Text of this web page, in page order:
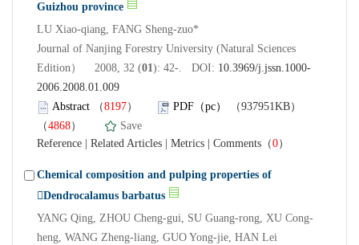
Guizhou province
LU Xiao-qiang, FANG Sheng-zuo*
Journal of Nanjing Forestry University (Natural Sciences
Edition） 2008, 32 (01): 42-. DOI: 10.3969/j.jssn.1000-
2006.2008.01.009
Abstract （8197） PDF（pc）
（937951KB）
（4868）
Save
Reference
Related Articles Metrics Comments （0）
Chemical composition and pulping properties of
Dendrocalamus barbatus
YANG Qing, ZHOU Cheng-gui, SU Guang-rong, XU Cong-
heng, WANG Zheng-liang, GUO Yong-jie, HAN Lei